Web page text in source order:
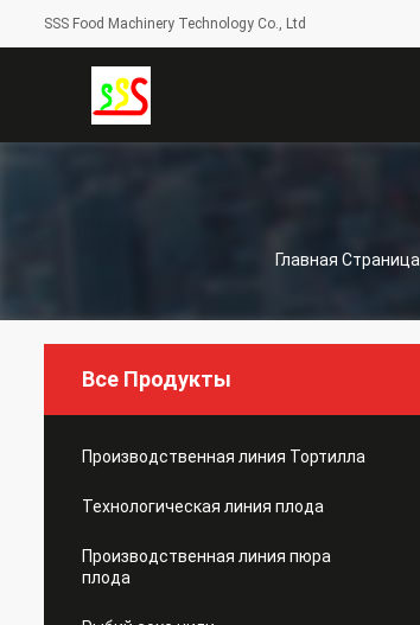
SSS Food Machinery Technology Co., Ltd
Главная Страница
Все Продукты
Производственная линия Тортилла
Технологическая линия плода
Производственная линия пюра
плода